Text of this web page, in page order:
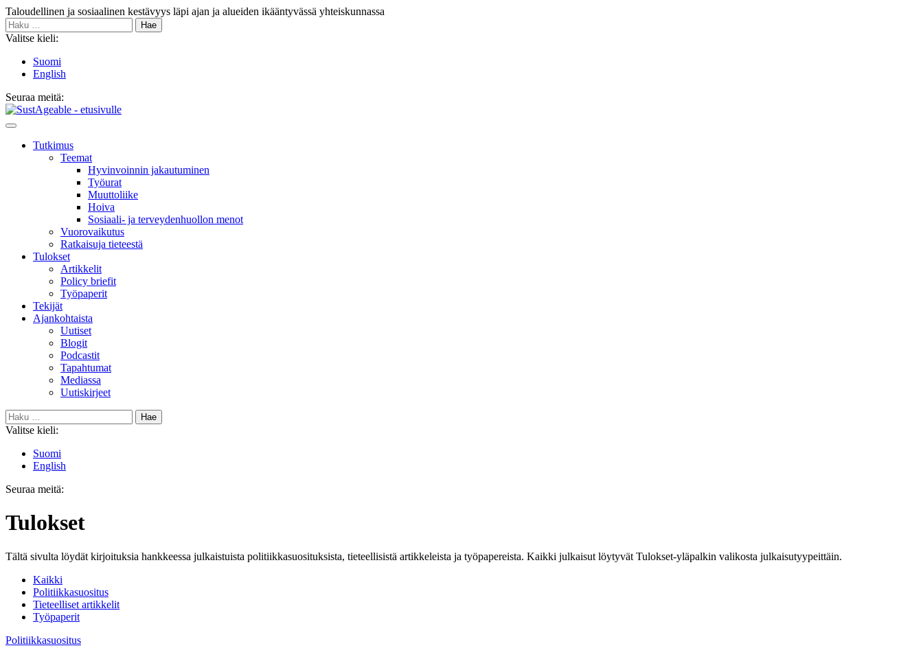
Siirry
sisältöön
Taloudellinen ja sosiaalinen kestävyys läpi ajan ja alueiden ikääntyvässä yhteiskunnassa
Haku:
Valitse kieli:
Suomi
English
Seuraa meitä:
Bluesky
Main
Tutkimus
Teemat
Hyvinvoin­nin jakautuminen
Työurat
Muutto­liike
Hoiva
Sosiaali- ja terveyden­huollon menot
Vuorovaikutus
Ratkaisuja tieteestä
Tulokset
Artikkelit
Policy briefit
Työpaperit
Tekijät
Ajankohtaista
Uutiset
Blogit
Podcastit
Tapahtumat
Mediassa
Uutiskirjeet
Haku:
Valitse kieli:
Suomi
English
Seuraa meitä:
Tulokset
Tältä sivulta löydät kirjoituksia hankkeessa julkaistuista politiikkasuosituksista, tieteellisistä artikkeleista ja työpapereista. Kaikki julkaisut löytyvät Tulokset-yläpalkin valikosta julkaisutyypeittäin.
Kaikki
Politiikkasuositus
Tieteelliset artikkelit
Työpaperit
Politiikkasuositus